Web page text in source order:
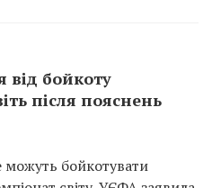
від бойкоту
після пояснень
можуть бойкотувати